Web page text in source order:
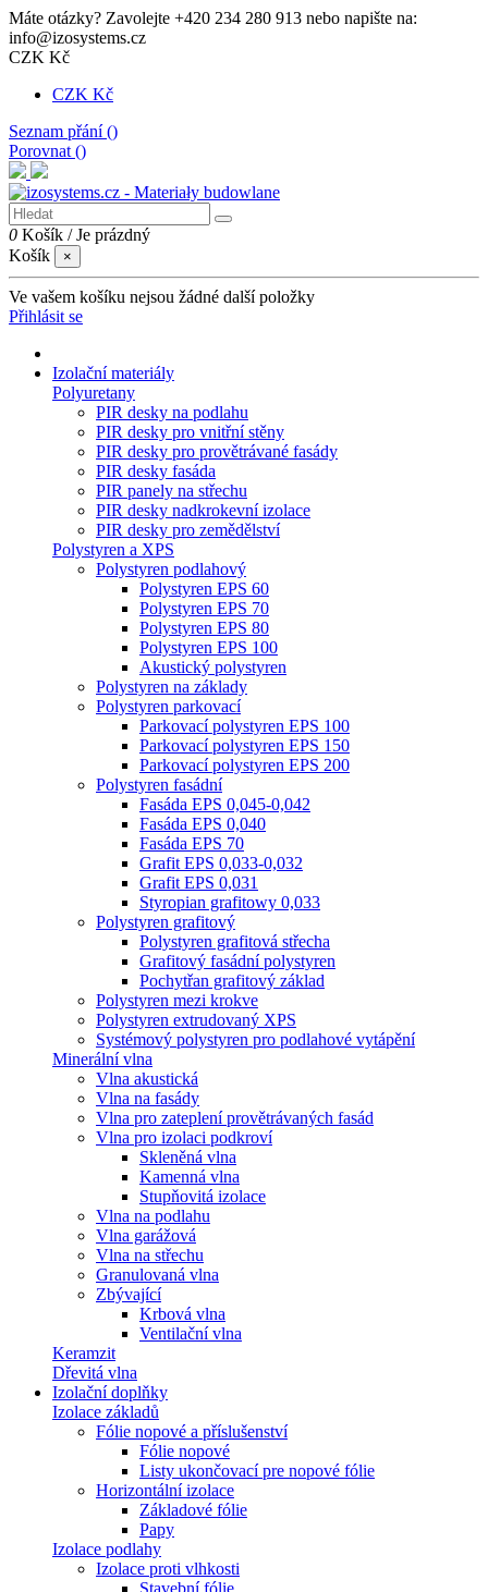
Máte otázky? Zavolejte +420 234 280 913 nebo napište na:
info@izosystems.cz
CZK Kč
CZK Kč
Seznam přání ()
Porovnat ()
0 Košík /Je prázdný
Košík
×
Ve vašem košíku nejsou žádné další položky
Přihlásit se
Izolační materiály
Polyuretany
PIR desky na podlahu
PIR desky pro vnitřní stěny
PIR desky pro provětrávané fasády
PIR desky fasáda
PIR panely na střechu
PIR desky nadkrokevní izolace
PIR desky pro zemědělství
Polystyren a XPS
Polystyren podlahový
Polystyren EPS 60
Polystyren EPS 70
Polystyren EPS 80
Polystyren EPS 100
Akustický polystyren
Polystyren na základy
Polystyren parkovací
Parkovací polystyren EPS 100
Parkovací polystyren EPS 150
Parkovací polystyren EPS 200
Polystyren fasádní
Fasáda EPS 0,045-0,042
Fasáda EPS 0,040
Fasáda EPS 70
Grafit EPS 0,033-0,032
Grafit EPS 0,031
Styropian grafitowy 0,033
Polystyren grafitový
Polystyren grafitová střecha
Grafitový fasádní polystyren
Pochytřan grafitový základ
Polystyren mezi krokve
Polystyren extrudovaný XPS
Systémový polystyren pro podlahové vytápění
Minerální vlna
Vlna akustická
Vlna na fasády
Vlna pro zateplení provětrávaných fasád
Vlna pro izolaci podkroví
Skleněná vlna
Kamenná vlna
Stupňovitá izolace
Vlna na podlahu
Vlna garážová
Vlna na střechu
Granulovaná vlna
Zbývající
Krbová vlna
Ventilační vlna
Keramzit
Dřevitá vlna
Izolační doplňky
Izolace základů
Fólie nopové a příslušenství
Fólie nopové
Listy ukončovací pre nopové fólie
Horizontální izolace
Základové fólie
Papy
Izolace podlahy
Izolace proti vlhkosti
Stavební fólie